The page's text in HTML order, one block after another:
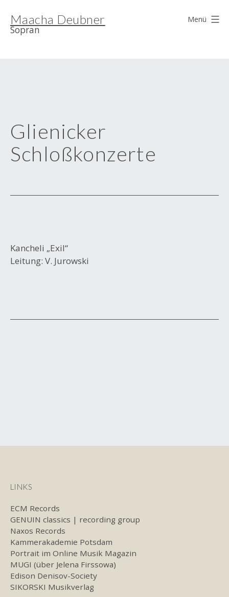
Inhalt
springen
Maacha Deubner
Sopran
Menü
Glienicker
Schloßkonzerte
Kancheli „Exil“
Leitung: V. Jurowski
LINKS
ECM Records
GENUIN classics | recording group
Naxos Records
Kammerakademie Potsdam
Portrait im Online Musik Magazin
MUGI (über Jelena Firssowa)
Edison Denisov-Society
SIKORSKI Musikverlag